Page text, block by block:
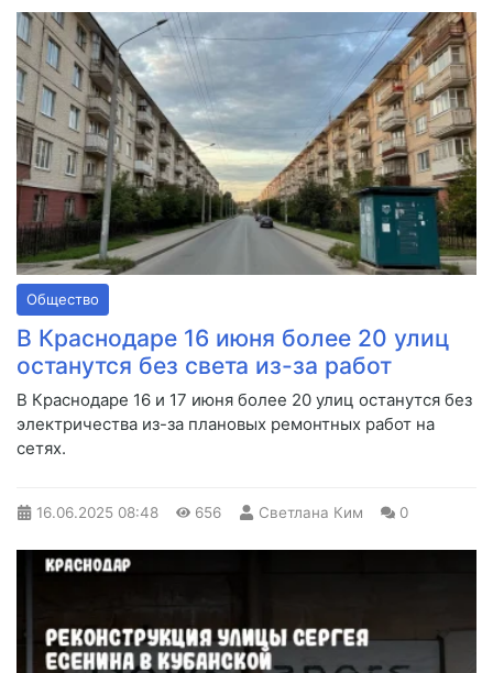
Общество
В Краснодаре 16 июня более 20 улиц
останутся без света из-за работ
В Краснодаре 16 и 17 июня более 20 улиц останутся без
электричества из-за плановых ремонтных работ на
сетях.
16.06.2025 08:48 656 Светлана Ким 0